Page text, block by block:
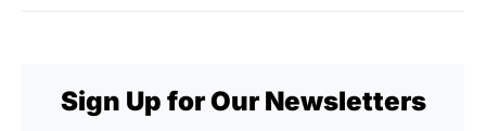
Sign Up for Our Newsletters